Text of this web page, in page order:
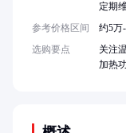
定期
参考价格区间
约5万
选购要点
关注
加热